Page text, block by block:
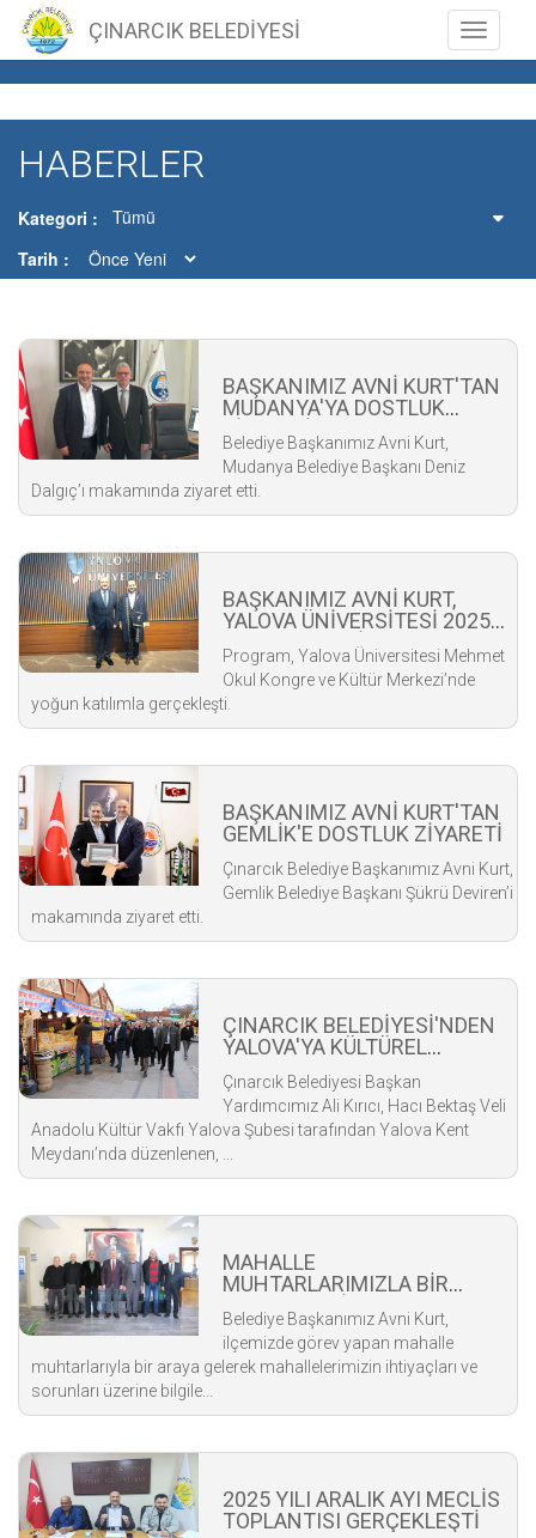
Toggle
ÇINARCIK BELEDİYESİ
HABERLER
Kategori
Tümü
Tarih
BAŞKANIMIZ AVNİ KURT'TAN
MUDANYA'YA DOSTLUK
Belediye Başkanımız Avni Kurt,
Mudanya Belediye Başkanı Deniz
Dalgıç’ı makamında ziyaret etti.
BAŞKANIMIZ AVNİ KURT,
YALOVA ÜNİVERSİTESİ 2025-
2026 AKADEMİK YILI AÇILIŞ
TÖRENİNE KATILDI
Program, Yalova Üniversitesi Mehmet
Okul Kongre ve Kültür Merkezi’nde
yoğun katılımla gerçekleşti.
BAŞKANIMIZ AVNİ KURT'TAN
GEMLİK'E DOSTLUK ZİYARETİ
Çınarcık Belediye Başkanımız Avni Kurt,
Gemlik Belediye Başkanı Şükrü Deviren’i
makamında ziyaret etti.
ÇINARCIK BELEDİYESİ'NDEN
YALOVA'YA KÜLTÜREL
Çınarcık Belediyesi Başkan
Yardımcımız Ali Kırıcı, Hacı Bektaş Veli
Anadolu Kültür Vakfı Yalova Şubesi tarafından Yalova Kent
Meydanı’nda düzenlenen, ...
MAHALLE
MUHTARLARIMIZLA BİR
Belediye Başkanımız Avni Kurt,
ilçemizde görev yapan mahalle
muhtarlarıyla bir araya gelerek mahallelerimizin ihtiyaçları ve
sorunları üzerine bilgile...
2025 YILI ARALIK AYI MECLİS
TOPLANTISI GERÇEKLEŞTİ